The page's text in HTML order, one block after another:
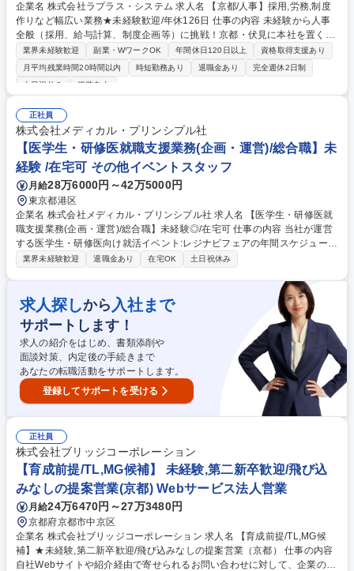
企業名 株式会社ラプラス・システム 求人名 【京都/人事】採用,労務,制度
作りなど幅広い業務★未経験歓迎/年休126日 仕事の内容 未経験から人事
全般（採用、給与計算、制度企画等）に挑戦！京都・伏見に本社を置く安
定したソフトウェア開発会社で入社後2～3年かけて一通りの業務をお任せ
します。会社を形作るやりがいを実感できる環境です。 【具体的には】
・採用活動（新卒・中途等の媒体選定～内定者フォロー） ・各種社会保険
画、運営 ※未経験歓迎：入社後は各分野の専門知識を2～3年かけて丁寧
にお伝えします。 募集職種 【京都/人事】採用,労務,制度作りなど幅広い業
務★未経験歓迎/年休126日
業界未経験歓迎 副業・WワークOK 年間休日120日以上
資格取得支援あり
月平均残業時間20時間以内
時短勤務あり 退職金あり
完全週休2日制
土日祝休み
服装自由
正社員
株式会社メディカル・プリンシプル社
【医学生・研修医就職支援業務(企画・運営)/総合職】未
経験 /在宅可 その他イベントスタッフ
月給28万6000円～42万5000円
東京都港区
企業名 株式会社メディカル・プリンシプル社 求人名 【医学生・研修医就
職支援業務(企画・運営)/総合職】未経験◎/在宅可 仕事の内容 当社が運営
する医学生・研修医向け就活イベント:レジナビフェアの年間スケジュール
策定～各オンラインイベント企画～準備～当日のイベント運営まで、幅広
ートから業務を覚えていただき、1年後には業務全体で活躍できるよう目
指していただきます【具体的には】■クライアント(医療機関や自治体)向け
商品開発※広報商品等全国8会場で実施するレジナビフェアの企画、運営■
セミナー等の企画立案、運営■参加医学生、参加研修医向けキャンペーン
等の企画立案、実行■データ集計・分析■運営の効率化■出展病院や出展自
治体の申込管理■参加医学生や参加研修医の申込管理 募集職種 【医学生・
研修医就職支援業務(企画・運営)/総合職】未経験◎/在宅可
業界未経験歓迎 退職金あり 在宅OK 土日祝休み
求人探しから 入社まで
サポートします！
求人の紹介をはじめ、書類添削や
面談対策、内定後の手続きまで
あなたの転職活動をサポートします。
登録してサポートを受ける
正社員
株式会社ブリッジコーポレーション
【育成前提/TL,MG候補】 未経験,第二新卒歓迎/飛び込
みなしの提案営業(京都) Webサービス法人営業
月給24万6470円～27万3480円
京都府京都市中京区
企業名 株式会社ブリッジコーポレーション 求人名 【育成前提/TL,MG候
補】★未経験,第二新卒歓迎/飛び込みなしの提案営業（京都） 仕事の内容
自社Webサイトや紹介経由で寄せられるお問い合わせに対して、企業の課